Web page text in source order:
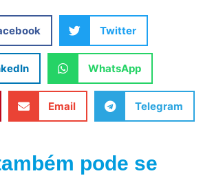
Twitter
WhatsApp
Email Telegram
pode se